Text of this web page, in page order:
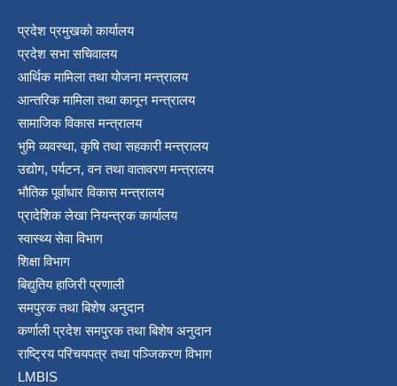
प्रदेश प्रमुखको कार्यालय
प्रदेश सभा सचिवालय
आर्थिक मामिला तथा योजना मन्त्रालय
आन्तरिक मामिला तथा कानून मन्त्रालय
सामाजिक विकास मन्त्रालय
भुमि व्यवस्था, कृषि तथा सहकारी मन्त्रालय
उद्योग, पर्यटन, वन तथा वातावरण मन्त्रालय
भौतिक पूर्वाधार विकास मन्त्रालय
प्रादेशिक लेखा नियन्त्रक कार्यालय
स्वास्थ्य सेवा विभाग
शिक्षा विभाग
बिद्युतिय हाजिरी प्रणाली
समपुरक तथा बिशेष अनुदान
कर्णाली प्रदेश समपुरक तथा बिशेष अनुदान
राष्ट्रिय परिचयपत्र तथा पञ्जिकरण विभाग
LMBIS